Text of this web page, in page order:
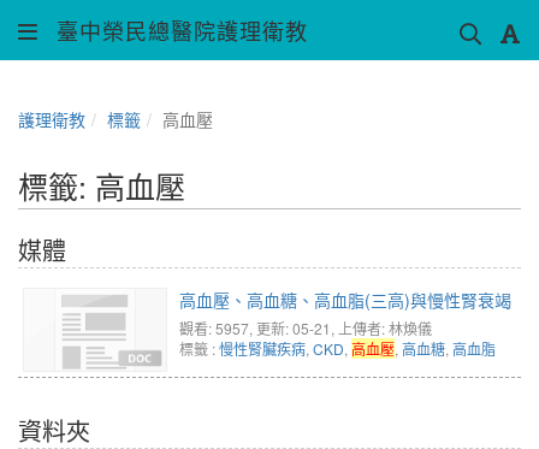
臺中榮民總醫院護理衛教
護理衛教 標籤 高血壓
標籤: 高血壓
媒體
高血壓、高血糖、高血脂(三高)與慢性腎衰竭
觀看: 5957, 更新: 05-21, 上傳者: 林煥儀
標籤 :慢性腎臟疾病, CKD, 高血壓, 高血糖, 高血脂
資料夾